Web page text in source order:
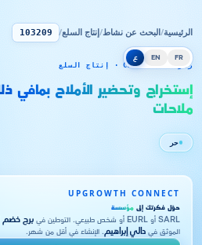
FR
EN ع
الرئيسية/البحث عن نشاط/إنتاج السلع/
103209
رمز CNRC 103209 · إنتاج السلع
إستخراج وتحضير الأملاح بمافي
ملاحات
حر
UPGROWTH CONNECT
حوّل فكرتك إلى مؤسسة
SARL أو EURL أو شخص طبيعي. التوطين في برج خضم
الموثق في دالي إبراهيم . الإنشاء في أقل من شهر.